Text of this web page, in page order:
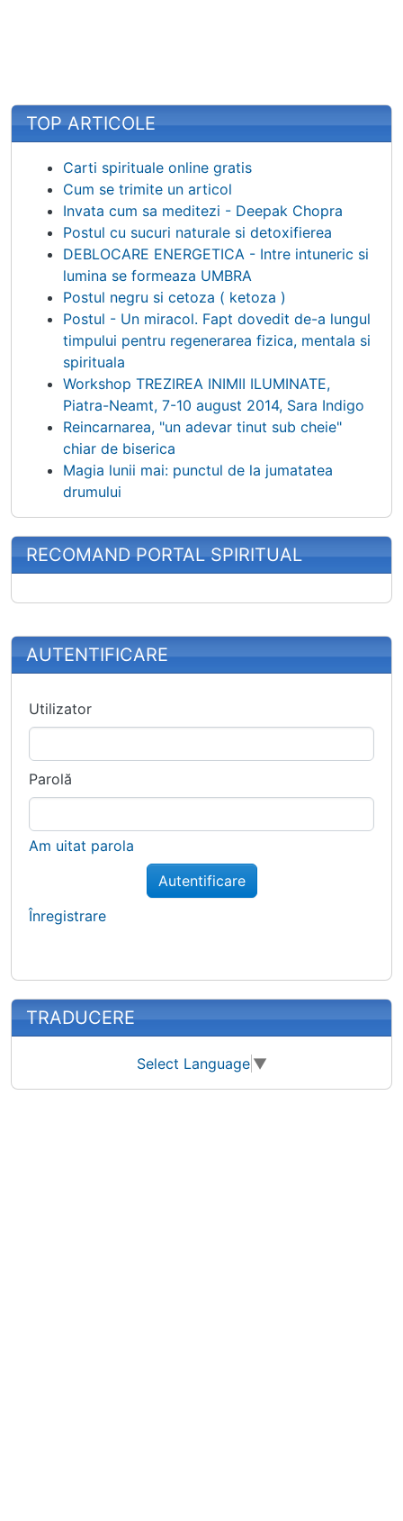
TOP ARTICOLE
Carti spirituale online gratis
Cum se trimite un articol
Invata cum sa meditezi - Deepak Chopra
Postul cu sucuri naturale si detoxifierea
DEBLOCARE ENERGETICA - Intre intuneric si
lumina se formeaza UMBRA
Postul negru si cetoza ( ketoza )
Postul - Un miracol. Fapt dovedit de-a lungul
timpului pentru regenerarea fizica, mentala si
spirituala
Workshop TREZIREA INIMII ILUMINATE,
Piatra-Neamt, 7-10 august 2014, Sara Indigo
Reincarnarea, "un adevar tinut sub cheie"
chiar de biserica
Magia lunii mai: punctul de la jumatatea
drumului
RECOMAND PORTAL SPIRITUAL
More content and functionality
AUTENTIFICARE
Utilizator
Parolă
Am uitat parola
Autentificare
Înregistrare
TRADUCERE
Select Language ▼